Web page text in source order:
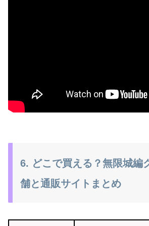
6. どこで買える？無限城編
舗と通販サイトまとめ